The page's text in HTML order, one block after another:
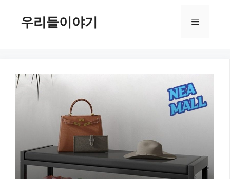
우리들이야기 메